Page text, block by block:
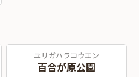
ユリガハラコウエン
百合が原公園